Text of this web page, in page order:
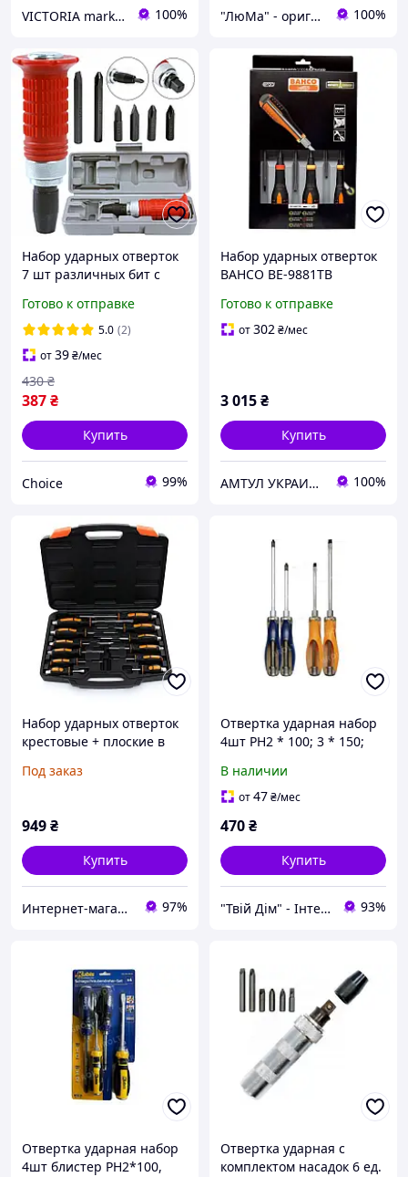
VICTORIA market 100% "ЛюМа" - оригинальные инструменты из Европы 100%
Набор ударных отверток
7 шт различных бит с
Готово к отправке
5.0 (2)
от39₴/мес
387₴
430 ₴
Купить
Choice 99%
Набор ударных отверток
BAHCO BE-9881TB
Готово к отправке
от302₴/мес
3 015₴
Купить
АМТУЛ УКРАИНА 100%
Набор ударных отверток
крестовые + плоские в
KD10284
Под заказ
949₴
Купить
Интернет-магазин качественных инструментов ''VERFO'' 97%
Отвертка ударная набор
4шт PH2 * 100; 3 * 150;
ТМKubis
В наличии
от47₴/мес
470₴
Купить
"Твій Дім" - Інтернет-гіпермаркет 93%
Отвертка ударная набор
4шт блистер PH2*100,
Отвертка ударная с
комплектом насадок 6 ед.